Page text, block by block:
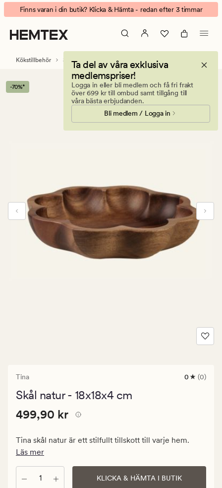
Tina
skål
natur
Animerad
banner.
Klicka
på
att
pausa.
Finns varan i din butik? Klicka & Hämta - redan efter 3 timmar
Ta del av våra exklusiva
medlemspriser!
Logga in eller bli medlem och få fri frakt
över 699 kr till ombud samt tillgång till
våra bästa erbjudanden.
Bli medlem / Logga in
Kökstillbehör Servis Tallrikar & skålar
-70%*
Tina
0
0 (0)
Skål natur - 18x18x4 cm
Pris
499,90
kr.
pris
499,90
kr
Pris 499,90 kr
499,90 kr
Tina skål natur är ett stilfullt tillskott till varje hem.
Läs mer
Antal KLICKA & HÄMTA I BUTIK